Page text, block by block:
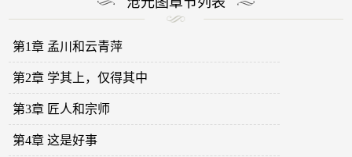
第1章 孟川和云青萍
第2章 学其上，仅得其中
第3章 匠人和宗师
第4章 这是好事